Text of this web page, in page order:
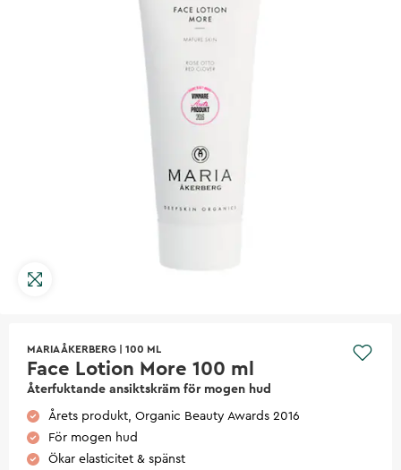
MARIA ÅKERBERG 100 ML
Face Lotion More 100 ml
Återfuktande ansiktskräm för mogen hud
Årets produkt, Organic Beauty Awards 2016
För mogen hud
Ökar elasticitet & spänst